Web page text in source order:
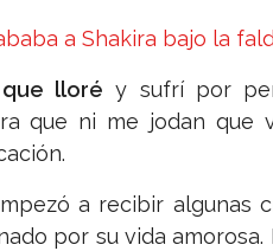
a Shakira bajo la
lloré y sufrí por
que ni me jodan que
a recibir algunas
por su vida